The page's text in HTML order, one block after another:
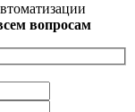
вопросам